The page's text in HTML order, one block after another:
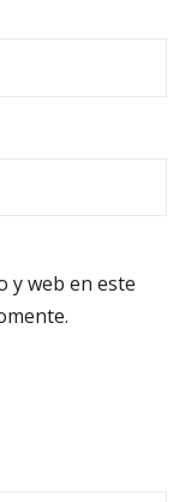
y web en este